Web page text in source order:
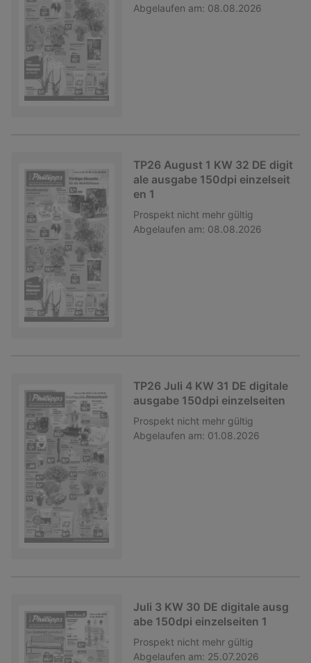
Abgelaufen am: 08.08.2026
TP26 August 1 KW 32 DE digit
ale ausgabe 150dpi einzelseit
en 1
Prospekt nicht mehr gültig
Abgelaufen am: 08.08.2026
TP26 Juli 4 KW 31 DE digitale
ausgabe 150dpi einzelseiten
Prospekt nicht mehr gültig
Abgelaufen am: 01.08.2026
Juli 3 KW 30 DE digitale ausg
abe 150dpi einzelseiten 1
Prospekt nicht mehr gültig
Abgelaufen am: 25.07.2026